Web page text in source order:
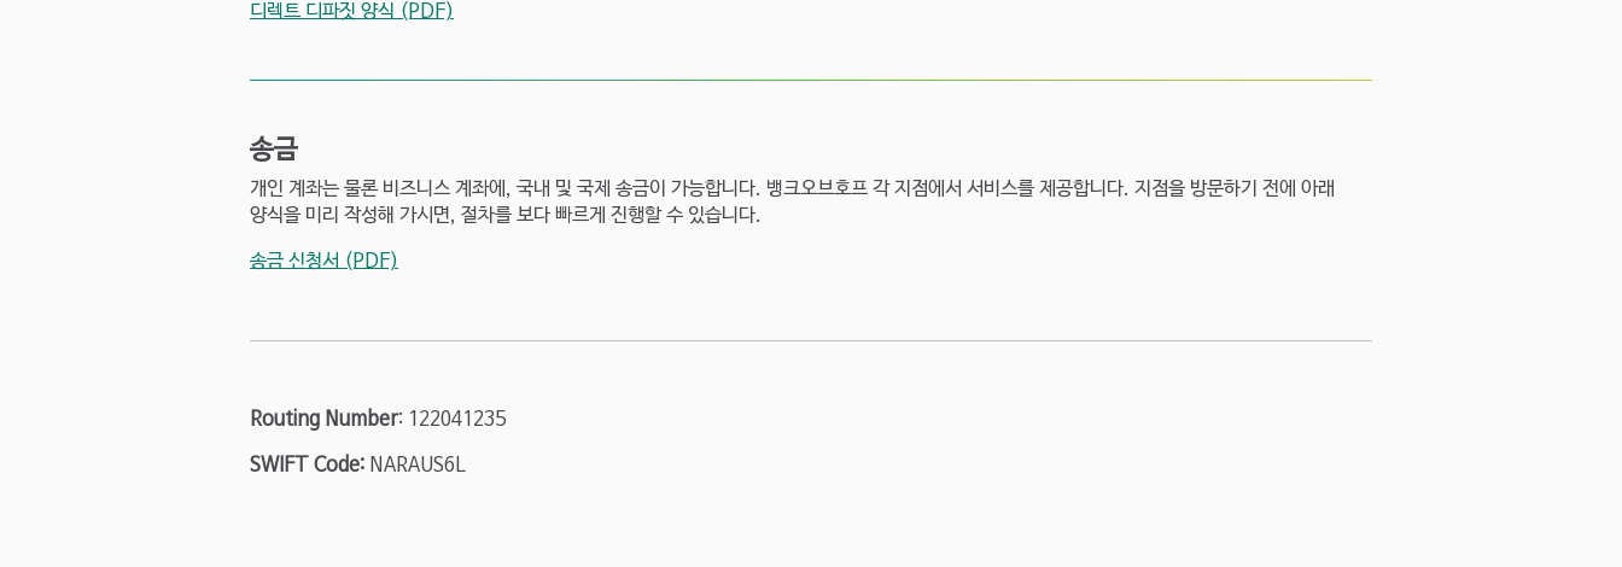
디렉트 디파짓 양식 (PDF)
송금
개인 계좌는 물론 비즈니스 계좌에, 국내 및 국제 송금이 가능합니다. 뱅크오브호프 각 지점에서 서비스를 제공합니다. 지점을 방문하기 전에 아래
양식을 미리 작성해 가시면, 절차를 보다 빠르게 진행할 수 있습니다.
송금 신청서 (PDF)
Routing Number: 122041235
SWIFT Code: NARAUS6L